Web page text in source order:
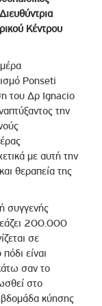
Κέντρου
Ponseti
του Δρ Ignacio
την
με αυτή την
θεραπεία της
συγγενής
200.000
σε
είναι
σαν το
στο
κύησης